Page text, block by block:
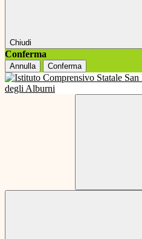
Chiudi
Conferma
Annulla Conferma